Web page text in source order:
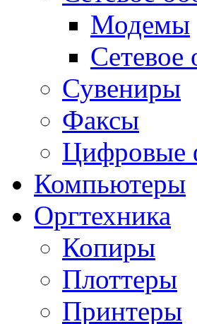
Модемы
Сетевое
Сувениры
Факсы
Цифровые
Компьютеры
Оргтехника
Копиры
Плоттеры
Принтеры